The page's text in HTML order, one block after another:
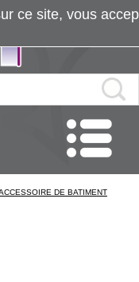
DE BATIMENT
ce site, vous